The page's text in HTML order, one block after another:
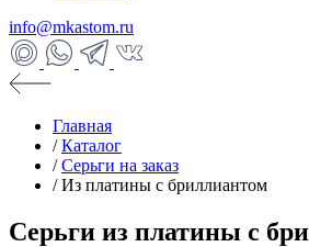
info@mkastom.ru
Главная
/ Каталог
/ Серьги на заказ
/ Из платины с бриллиантом
Серьги из платины с